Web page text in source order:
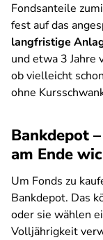
Fondsanteile
fest auf das
langfristige
und etwa 3 Jahre
ob vielleicht
ohne
Bankdepot
am Ende
Um Fonds zu
Bankdepot. Das
oder sie wählen
Volljährigkeit